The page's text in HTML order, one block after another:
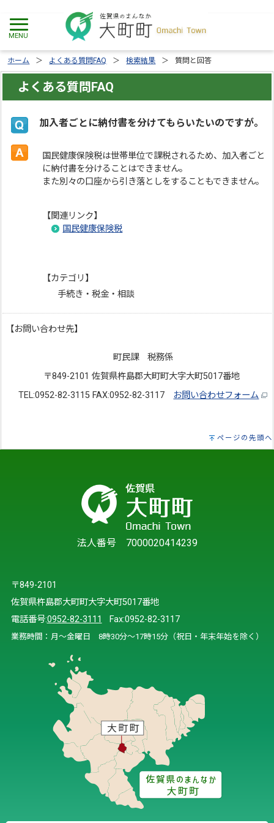
ホーム よくある質問FAQ 検索結果 質問と回答
よくある質問FAQ
加入者ごとに納付書を分けてもらいたいのですが。
国民健康保険税は世帯単位で課税されるため、加入者ごと
に納付書を分けることはできません。
また別々の口座から引き落としをすることもできません。
【関連リンク】
国民健康保険税
【カテゴリ】
手続き・税金・相談
【お問い合わせ先】
町民課 税務係
〒849-2101 佐賀県杵島郡大町町大字大町5017番地
TEL:0952-82-3115 FAX:0952-82-3117
お問い合わせフォーム
ページの先頭へ
法人番号 7000020414239
〒849-2101
佐賀県杵島郡大町町大字大町5017番地
電話番号:0952-82-3111 Fax:0952-82-3117
業務時間：月～金曜日 8時30分～17時15分（祝日・年末年始を除く）